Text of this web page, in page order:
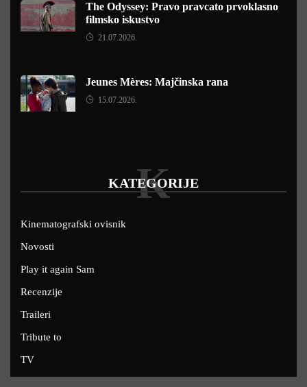
The Odyssey: Pravo pravcato prvoklasno
filmsko iskustvo
21.07.2026.
Jeunes Mères: Majčinska rana
15.07.2026.
KATEGORIJE
K
Kinematografski ovisnik
Novosti
Play it again Sam
Recenzije
Traileri
Tribute to
TV